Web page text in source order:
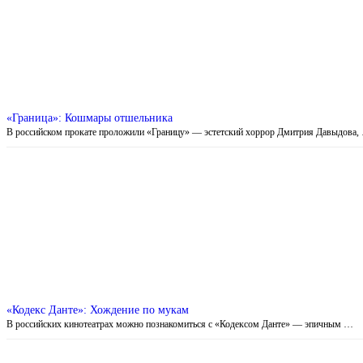
«Граница»: Кошмары отшельника
В российском прокате проложили «Границу» — эстетский хоррор Дмитрия
«Кодекс Данте»: Хождение по мукам
В российских кинотеатрах можно познакомиться с «Кодексом Данте» — эпичным …